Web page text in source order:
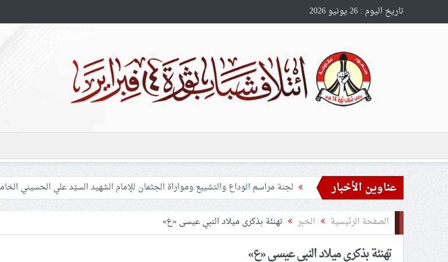
تاريخ اليوم : 26 يونيو 2026
عناوين الأخبار
تحذيرات من استغلال الأوضاع في غزّة لإشعال صراعات داخليّة تخدم الاحتلال
ملفّ إنسانيّ مؤلم.. الأسيرات الفلسطينيّات بين القمع والإهمال الطبي
55 مأتمًا وحسينيّة يعترضون على الإجراءات القمعيّة للنظام في موسم عاشوراء
النظام الخليفيّ يدسّ عيونه بين المشاركين في مواكب العزاء ويعتقل العشرات من الشبّان
الصفحة الرئيسية الخبر تهنئة بذكرى ميلاد النبي عيسى «ع»
تهنئة بذكرى ميلاد النبي عيسى «ع»